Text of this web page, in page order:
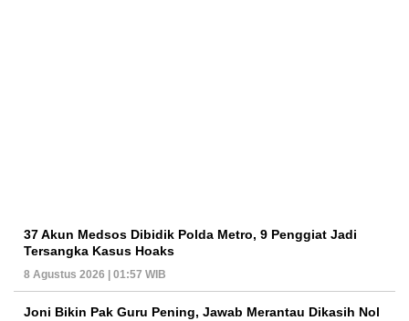
37 Akun Medsos Dibidik Polda Metro, 9 Penggiat Jadi
Tersangka Kasus Hoaks
8 Agustus 2026 | 01:57 WIB
Joni Bikin Pak Guru Pening, Jawab Merantau Dikasih Nol